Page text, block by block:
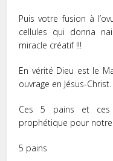
Puis votre fusion à
cellules qui donna
miracle créatif !!!
En vérité Dieu est le
ouvrage en Jésus-Christ.
Ces 5 pains et ces
prophétique pour notre
5 pains